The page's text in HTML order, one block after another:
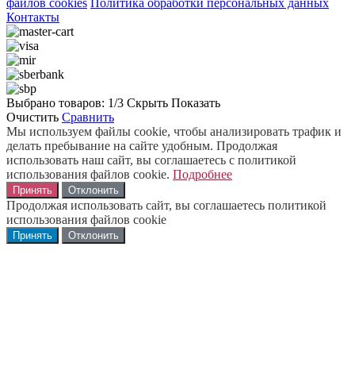
файлов cookies Политика обработки персональных данных
Контакты
Выбрано товаров: 1/3 Скрыть Показать
Очистить Сравнить
Мы используем файлы cookie, чтобы анализировать трафик и
делать пребывание на сайте удобным. Продолжая
использовать наш сайт, вы соглашаетесь с политикой
использования файлов cookie. Подробнее
Принять Отклонить
Продолжая использовать сайт, вы соглашаетесь политикой
использования файлов cookie
Принять Отклонить